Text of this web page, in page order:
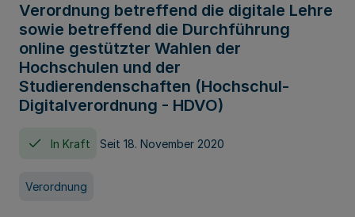
Verordnung betreffend die digitale Lehre
sowie betreffend die Durchführung
online gestützter Wahlen der
Hochschulen und der
Studierendenschaften (Hochschul-
Digitalverordnung - HDVO)
In Kraft Seit 18. November 2020
Verordnung